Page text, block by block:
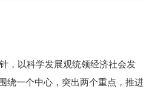
，以科学发展观统领经济社会发
绕一个中心，突出两个重点，推进